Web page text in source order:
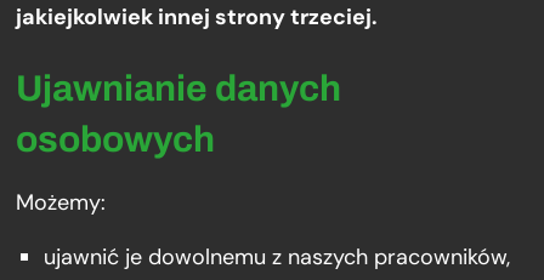
jakiejkolwiek innej strony trzeciej.
Ujawnianie danych
osobowych
Możemy:
ujawnić je dowolnemu z naszych pracowników,